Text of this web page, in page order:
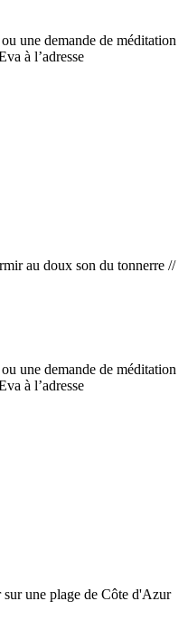
une demande de méditation
à l’adresse
au doux son du tonnerre //
une demande de méditation
à l’adresse
une plage de Côte d'Azur